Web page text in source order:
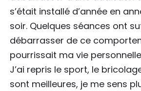
s’était installé d’année en
soir. Quelques séances ont
débarrasser de ce
pourrissait ma vie
J’ai repris le sport, le
sont meilleures, je me sens